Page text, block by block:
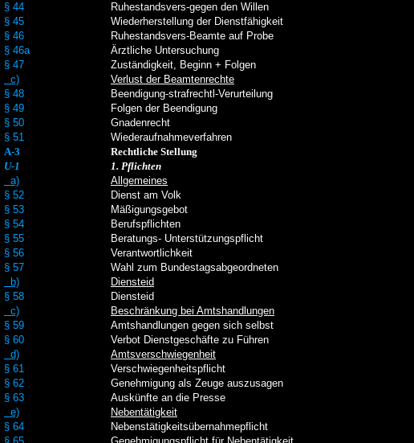
§ 44
§ 45
§ 46
§ 46a
§ 47
c)
§ 48
§ 49
§ 50
§ 51
Ruhestandsvers-gegen den Willen
Wiederherstellung der Dienstfähigkeit
Ruhestandsvers-Beamte auf Probe
Ärztliche Untersuchung
Zuständigkeit, Beginn + Folgen
Verlust der Beamtenrechte
Beendigung-strafrechtl-Verurteilung
Folgen der Beendigung
Gnadenrecht
Wiederaufnahmeverfahren
A-3
Rechtliche Stellung
U-1
1. Pflichten
a)
§ 52
§ 53
§ 54
§ 55
§ 56
§ 57
b)
§ 58
c)
§ 59
§ 60
d)
§ 61
§ 62
§ 63
e)
§ 64
Allgemeines
Dienst am Volk
Mäßigungsgebot
Berufspflichten
Beratungs- Unterstützungspflicht
Verantwortlichkeit
Wahl zum Bundestagsabgeordneten
Diensteid
Diensteid
Beschränkung bei Amtshandlungen
Amtshandlungen gegen sich selbst
Verbot Dienstgeschäfte zu Führen
Amtsverschwiegenheit
Verschwiegenheitspflicht
Genehmigung als Zeuge auszusagen
Auskünfte an die Presse
Nebentätigkeit
Nebenstätigkeitsübernahmepflicht